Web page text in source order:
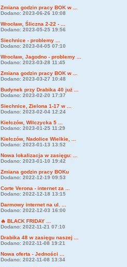
Zmiana godzin pracy BOK w ...
Dodano: 2023-06-26 10:08
Wrocław, Śliczna 2-22 - ...
Dodano: 2023-05-25 19:56
Siechnice - problemy ...
Dodano: 2023-04-05 07:10
Wrocław, Jagodno - problemy ...
Dodano: 2023-03-28 11:45
Zmiana godzin pracy BOK w ...
Dodano: 2023-03-27 10:48
Budynek przy Drabika 40 już ...
Dodano: 2023-02-20 17:37
Siechnice, Zielona 1-17 w ...
Dodano: 2023-02-04 12:24
Kiełczów, Wilczycka 5 ...
Dodano: 2023-01-25 11:29
Kiełczów, Nadolice Wielkie, ...
Dodano: 2023-01-13 13:52
Nowa lokalizacja w zasięgu: ...
Dodano: 2023-01-10 19:42
Zmiana godzin pracy BOKu
Dodano: 2022-12-19 09:53
Corte Verona - internet za ...
Dodano: 2022-12-18 13:15
Darmowy internet na ul. ...
Dodano: 2022-12-03 16:00
🔥 BLACK FRIDAY ...
Dodano: 2022-11-21 07:10
Drabika 48 w zasięgu naszej ...
Dodano: 2022-11-08 19:21
Nowa oferta - Jedności ...
Dodano: 2022-11-08 13:34